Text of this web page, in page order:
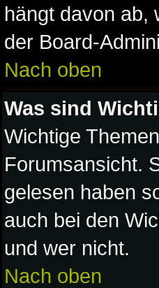
hängt davon ab,
der Board-
Nach oben
Was sind
Wichtige
Forumsansicht.
gelesen haben
auch bei den
und wer nicht.
Nach oben